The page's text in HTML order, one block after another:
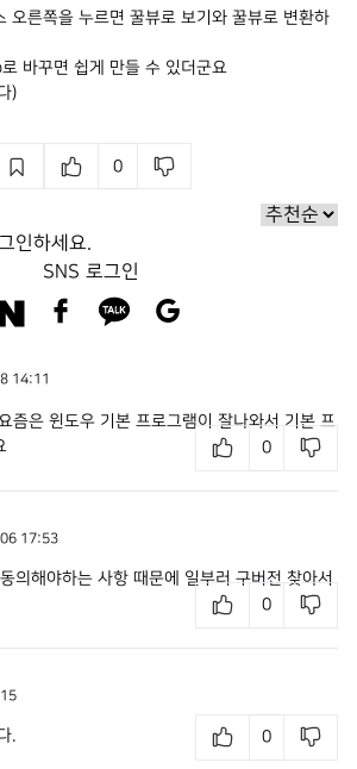
오른쪽을 누르면 꿀뷰로 보기와 꿀뷰로 변환하
바꾸면 쉽게 만들 수 있더군요
)
0
인하세요.
SNS 로그인
14:11
0
즘은 윈도우 기본 프로그램이 잘나와서 기본 프
17:53
0
의해야하는 사항 때문에 일부러 구버전 찾아서
0
.